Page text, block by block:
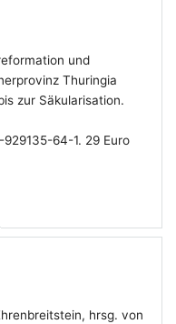
und
Thuringia
zur Säkularisation.
64-1. 29 Euro
hrsg. von